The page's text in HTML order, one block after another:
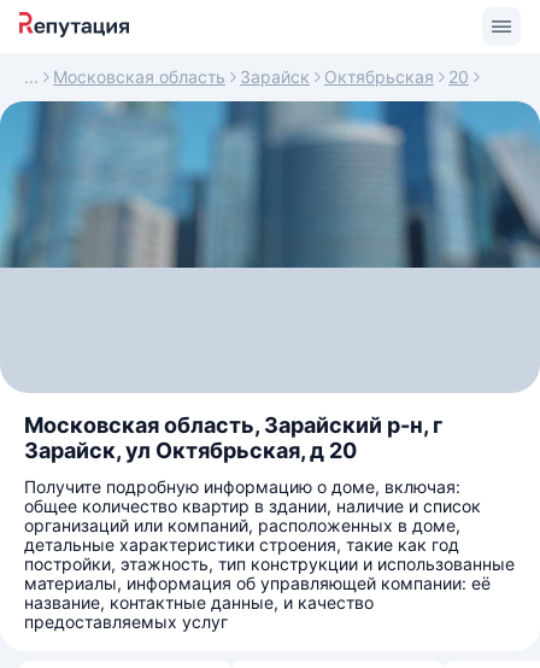
Московская область Зарайск Октябрьская 20
Московская область, Зарайский р-н, г
Зарайск, ул Октябрьская, д 20
Получите подробную информацию о доме, включая:
общее количество квартир в здании, наличие и список
организаций или компаний, расположенных в доме,
детальные характеристики строения, такие как год
постройки, этажность, тип конструкции и использованные
материалы, информация об управляющей компании: её
название, контактные данные, и качество
предоставляемых услуг